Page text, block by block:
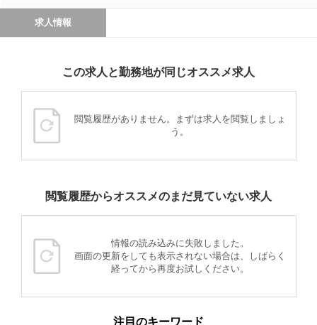
求人情報
この求人と勤務地が同じオススメ求人
閲覧履歴がありません。まずは求人を閲覧しましょ
う。
閲覧履歴からオススメのまだ見ていない求人
情報の読み込みに失敗しました。
画面の更新をしても表示されない場合は、しばらく
経ってから再度お試しください。
注目のキーワード